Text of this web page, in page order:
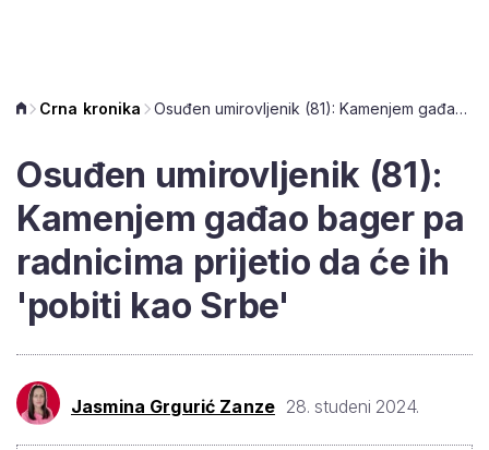
Crna kronika Osuđen umirovljenik (81): Kamenjem gađao bager pa radnicima prijetio da će ih 'pobiti kao Srbe'
Osuđen umirovljenik (81):
Kamenjem gađao bager pa
radnicima prijetio da će ih
'pobiti kao Srbe'
Jasmina Grgurić Zanze 28. studeni 2024.